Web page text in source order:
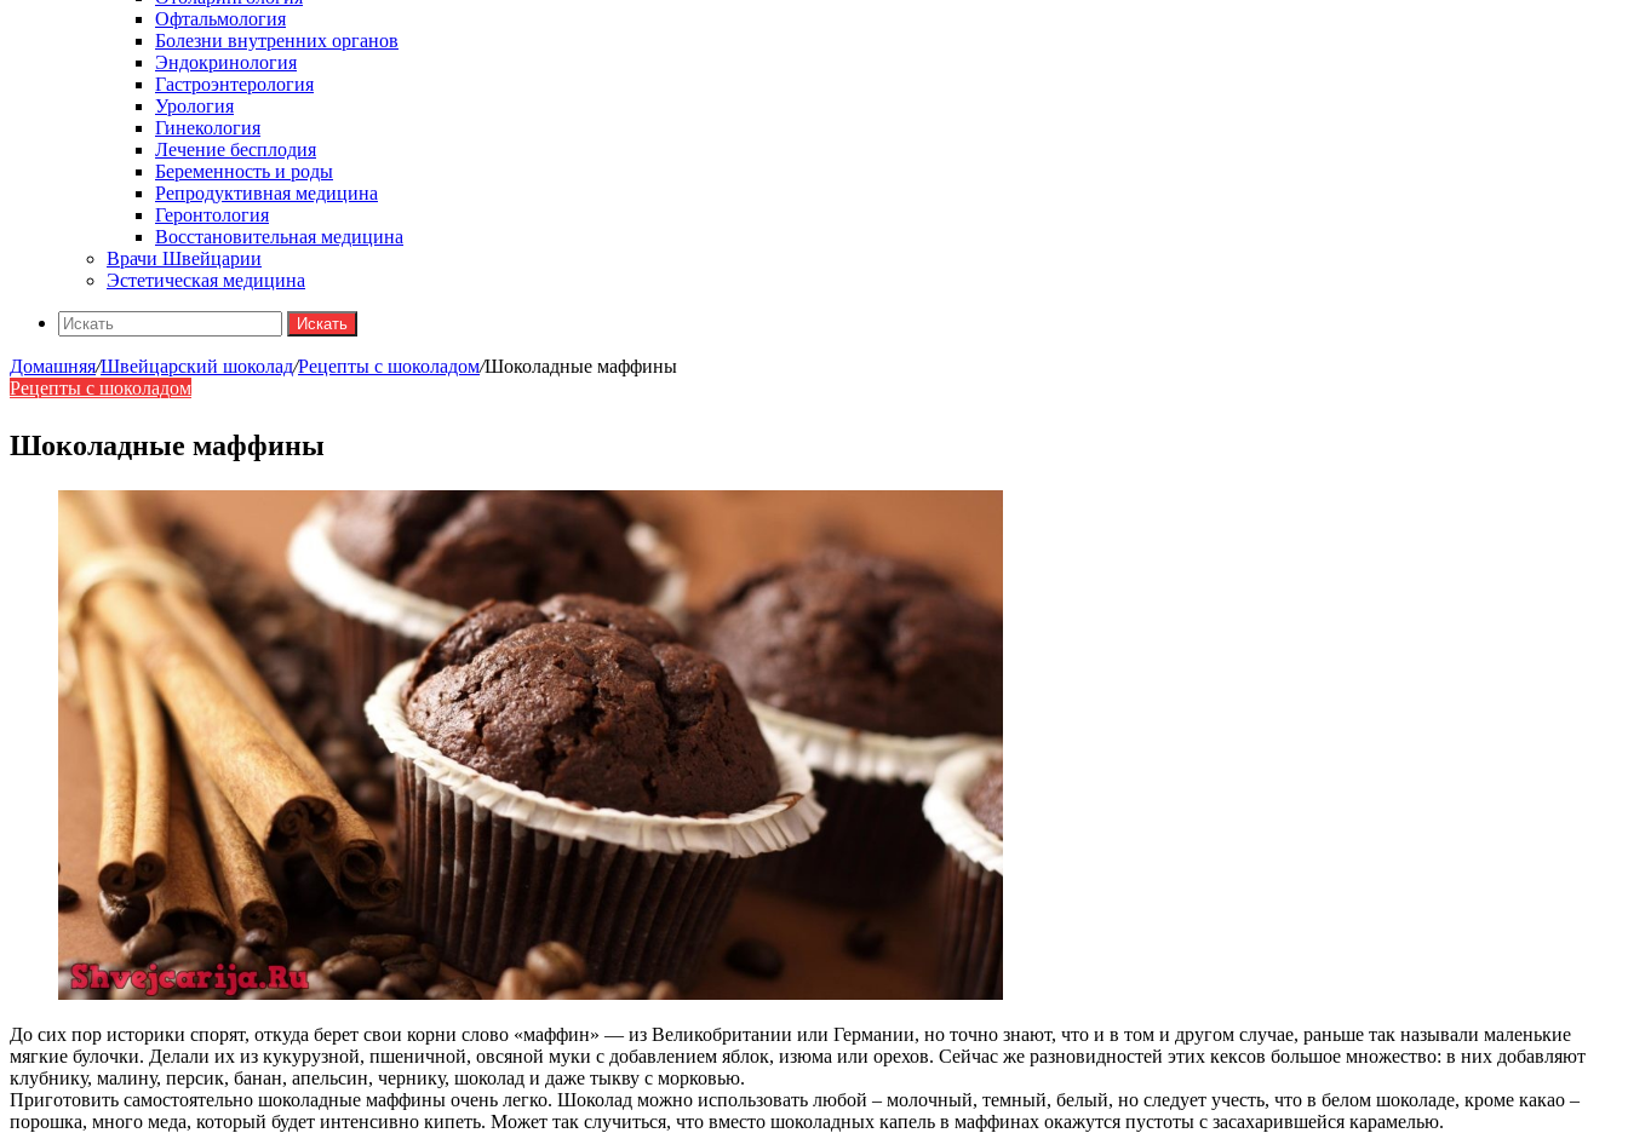
Офтальмология
Болезни внутренних органов
Эндокринология
Гастроэнтерология
Урология
Гинекология
Лечение бесплодия
Беременность и роды
Репродуктивная медицина
Геронтология
Восстановительная медицина
Врачи Швейцарии
Эстетическая медицина
Искать
Домашняя/Швейцарский шоколад/Рецепты с шоколадом/Шоколадные маффины
Рецепты с шоколадом
Шоколадные маффины
До сих пор историки спорят, откуда берет свои корни слово «маффин» — из Великобритании или Германии, но точно знают, что и в том и другом случае, раньше так называли маленькие
мягкие булочки. Делали их из кукурузной, пшеничной, овсяной муки с добавлением яблок, изюма или орехов. Сейчас же разновидностей этих кексов большое множество: в них добавляют
клубнику, малину, персик, банан, апельсин, чернику, шоколад и даже тыкву с морковью.
Приготовить самостоятельно шоколадные маффины очень легко. Шоколад можно использовать любой – молочный, темный, белый, но следует учесть, что в белом шоколаде, кроме какао –
порошка, много меда, который будет интенсивно кипеть. Может так случиться, что вместо шоколадных капель в маффинах окажутся пустоты с засахарившейся карамелью.